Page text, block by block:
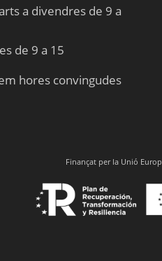
a divendres de 9 a
de 9 a 15
hores convingudes
Finançat per la Unió